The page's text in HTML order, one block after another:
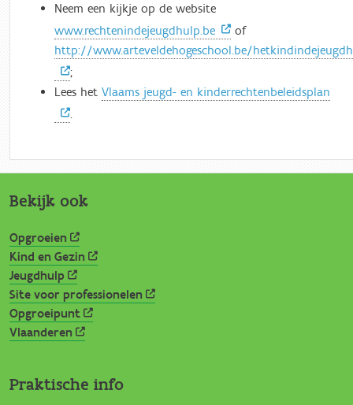
Neem een kijkje op de website
www.rechtenindejeugdhulp.be
of
http://www.arteveldehogeschool.be/
;
Lees het Vlaams jeugd- en kinderrechtenbeleidsplan
.
Bekijk ook
Opgroeien
Kind en Gezin
Jeugdhulp
Site voor professionelen
Opgroeipunt
Vlaanderen
Praktische info